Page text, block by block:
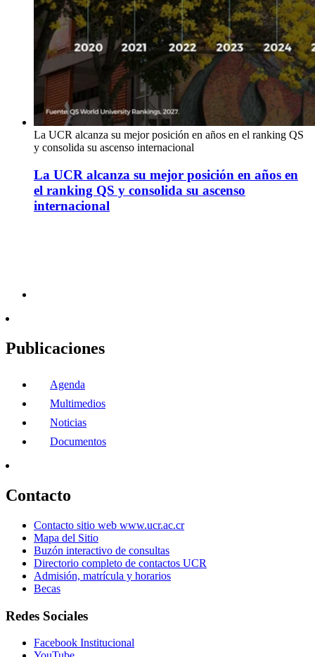
La UCR alcanza su mejor posición en años en el ranking QS
y consolida su ascenso internacional
La UCR alcanza su mejor posición en años en
el ranking QS y consolida su ascenso
internacional
Publicaciones
Agenda
Multimedios
Noticias
Documentos
Contacto
Contacto sitio web www.ucr.ac.cr
Mapa del Sitio
Buzón interactivo de consultas
Directorio completo de contactos UCR
Admisión, matrícula y horarios
Becas
Redes Sociales
Facebook Institucional